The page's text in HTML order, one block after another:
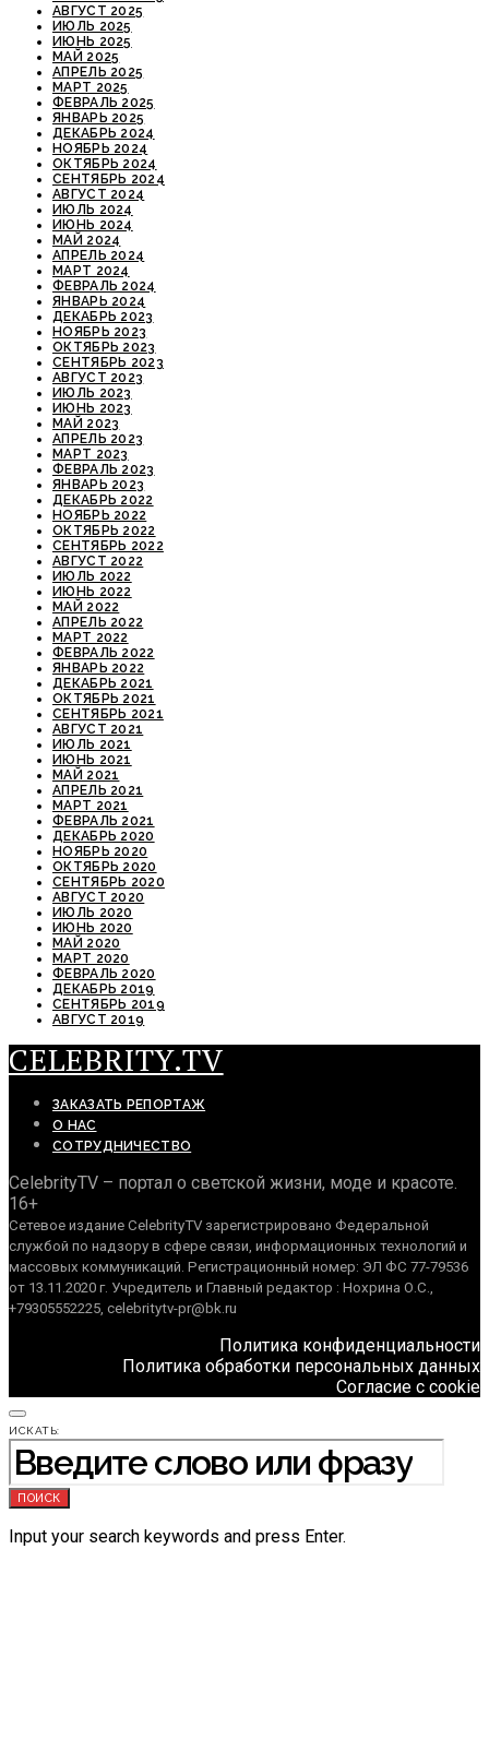
АВГУСТ 2025
ИЮЛЬ 2025
ИЮНЬ 2025
МАЙ 2025
АПРЕЛЬ 2025
МАРТ 2025
ФЕВРАЛЬ 2025
ЯНВАРЬ 2025
ДЕКАБРЬ 2024
НОЯБРЬ 2024
ОКТЯБРЬ 2024
СЕНТЯБРЬ 2024
АВГУСТ 2024
ИЮЛЬ 2024
ИЮНЬ 2024
МАЙ 2024
АПРЕЛЬ 2024
МАРТ 2024
ФЕВРАЛЬ 2024
ЯНВАРЬ 2024
ДЕКАБРЬ 2023
НОЯБРЬ 2023
ОКТЯБРЬ 2023
СЕНТЯБРЬ 2023
АВГУСТ 2023
ИЮЛЬ 2023
ИЮНЬ 2023
МАЙ 2023
АПРЕЛЬ 2023
МАРТ 2023
ФЕВРАЛЬ 2023
ЯНВАРЬ 2023
ДЕКАБРЬ 2022
НОЯБРЬ 2022
ОКТЯБРЬ 2022
СЕНТЯБРЬ 2022
АВГУСТ 2022
ИЮЛЬ 2022
ИЮНЬ 2022
МАЙ 2022
АПРЕЛЬ 2022
МАРТ 2022
ФЕВРАЛЬ 2022
ЯНВАРЬ 2022
ДЕКАБРЬ 2021
ОКТЯБРЬ 2021
СЕНТЯБРЬ 2021
АВГУСТ 2021
ИЮЛЬ 2021
ИЮНЬ 2021
МАЙ 2021
АПРЕЛЬ 2021
МАРТ 2021
ФЕВРАЛЬ 2021
ДЕКАБРЬ 2020
НОЯБРЬ 2020
ОКТЯБРЬ 2020
СЕНТЯБРЬ 2020
АВГУСТ 2020
ИЮЛЬ 2020
ИЮНЬ 2020
МАЙ 2020
МАРТ 2020
ФЕВРАЛЬ 2020
ДЕКАБРЬ 2019
СЕНТЯБРЬ 2019
АВГУСТ 2019
CELEBRITY.TV
ЗАКАЗАТЬ РЕПОРТАЖ
О НАС
СОТРУДНИЧЕСТВО
CelebrityTV – портал о светской жизни, моде и красоте.
16+
Сетевое издание CelebrityTV зарегистрировано Федеральной
службой по надзору в сфере связи, информационных технологий и
массовых коммуникаций. Регистрационный номер: ЭЛ ФС 77-79536
от 13.11.2020 г. Учредитель и Главный редактор : Нохрина О.С.,
+79305552225, celebritytv-pr@bk.ru
Политика конфиденциальности
Политика обработки персональных данных
Согласие с cookie
ИСКАТЬ:
ПОИСК
Input your search keywords and press Enter.